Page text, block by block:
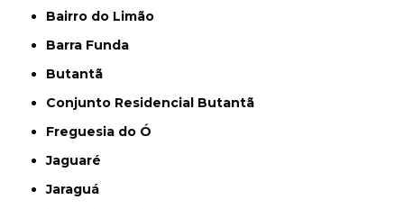
Bairro do Limão
Barra Funda
Butantã
Conjunto Residencial Butantã
Freguesia do Ó
Jaguaré
Jaraguá